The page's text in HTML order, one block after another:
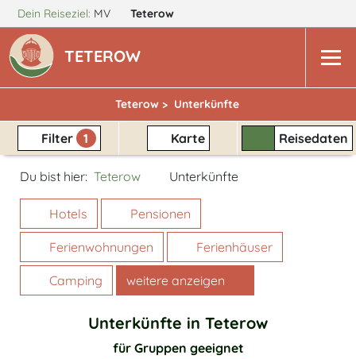
Dein Reiseziel: MV Teterow
TETEROW
Teterow > Unterkünfte
Filter 1 Karte Reisedaten
Du bist hier: Teterow Unterkünfte
Hotels Pensionen
Ferienwohnungen Ferienhäuser
Camping weitere anzeigen
Unterkünfte in Teterow
für Gruppen geeignet